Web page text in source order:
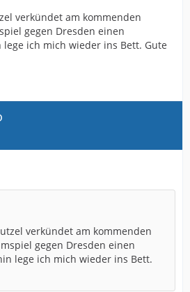
verkündet am kommenden
gegen Dresden einen
lege ich mich wieder ins Bett. Gute
verkündet am kommenden
gegen Dresden einen
lege ich mich wieder ins Bett.